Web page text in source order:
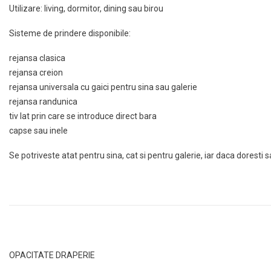
Utilizare: living, dormitor, dining sau birou
Sisteme de prindere disponibile:
rejansa clasica
rejansa creion
rejansa universala cu gaici pentru sina sau galerie
rejansa randunica
tiv lat prin care se introduce direct bara
capse sau inele
Se potriveste atat pentru sina, cat si pentru galerie, iar daca
OPACITATE DRAPERIE